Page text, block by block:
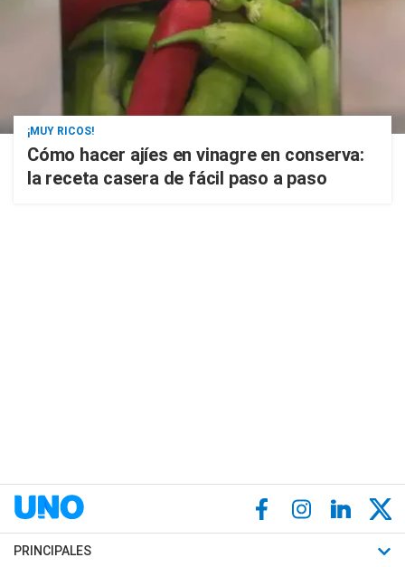
¡MUY RICOS!
Cómo hacer ajíes en vinagre en conserva:
la receta casera de fácil paso a paso
PRINCIPALES